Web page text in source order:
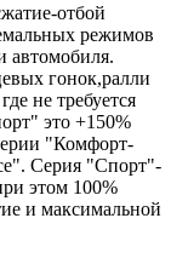
отбой
режимов
автомобиля.
гонок,ралли
не требуется
это +150%
"Комфорт-
Серия "Спорт"-
этом 100%
и максимальной